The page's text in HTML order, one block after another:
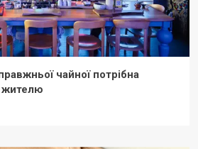
чайної потрібна
жителю